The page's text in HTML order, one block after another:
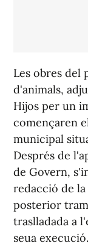
Les obres del
d'animals,
Hijos per un
començaren
municipal
Després de
de Govern,
redacció de
posterior
traslladada a
seua execució.